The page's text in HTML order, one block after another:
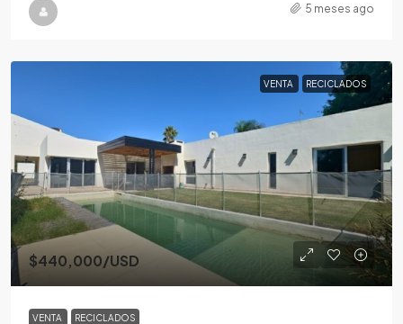
5 meses ago
VENTA RECICLADOS
$440,000/USD
VENTA RECICLADOS